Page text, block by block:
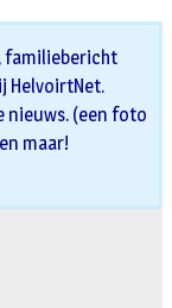
familiebericht
HelvoirtNet.
nieuws. (een foto
maar!